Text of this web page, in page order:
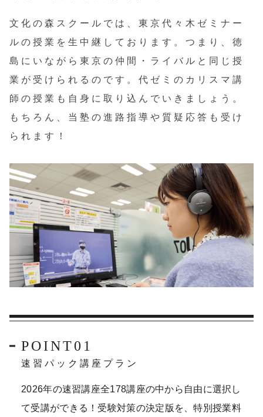
文化の森スクールでは、東京代々木ゼミナー
ルの授業を生中継しております。つまり、徳
島にいながら東京の仲間・ライバルと同じ授
業が受けられるのです。代ゼミのカリスマ講
師の授業も自身に取り込んでいきましょう。
もちろん、当塾の進路指導や質疑応答も受け
られます！
POINT01
速習パック講座プラン
2026年の速習講座全178講座の中から自由に選択し
て受講ができる！受験対策の決定版を、特別授業料